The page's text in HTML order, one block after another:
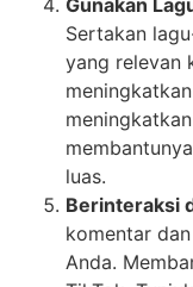
Sertakan
yang relevan
luas.
Berinteraksi
komentar
Anda.